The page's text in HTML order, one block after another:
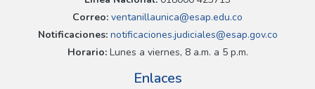
Correo: ventanillaunica@esap.edu.co
Notificaciones:notificaciones.judiciales@esap.gov.co
Horario:Lunes a viernes, 8 a.m. a 5 p.m.
Enlaces